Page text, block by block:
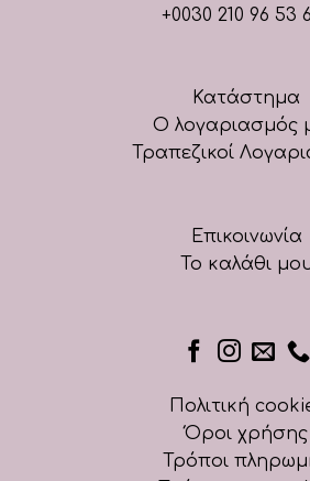
+0030 210 96 53
Κατάστημα
Ο λογαριασμός
Τραπεζικοί
Επικοινωνία
Το καλάθι
Πολιτική
Όροι χρήσης
Τρόποι